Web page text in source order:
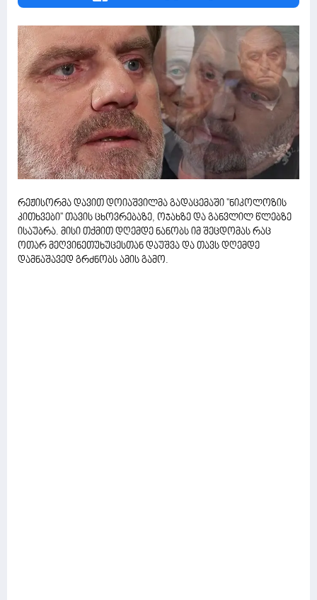
რეჟისორმა დავით დოიაშვილმა გადაცემაში ''ნიკოლოზის
კითხვები'' თავის ცხოვრებაზე, ოჯახზე და განვლილ წლებზე
ისაუბრა. მისი თქმით დღემდე ნანობს იმ შეცდომას რაც
ოთარ მეღვინეთუხუცესთან დაუშვა და თავს დღემდე
დამნაშავედ გრძნობს ამის გამო.